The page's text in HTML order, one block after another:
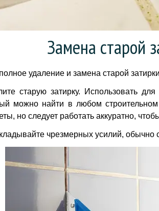
Замена старой
удаление и замена старой
старую затирку. Использовать
можно найти в любом
но следует работать аккуратно,
чрезмерных усилий, обычно